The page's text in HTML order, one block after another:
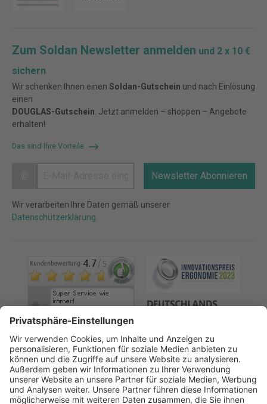
Zum Soldan Newsletter anmelden und 2 x 10 €
sichern
Wir schenken Ihnen einen Soldan-Gutschein und nach Einlösung
einen
DOUGLAS-Gutschein . Jetzt anmelden – shoppen – Angebote
erhalten!
Das sind Ihre Vorteile
Newsletter Abonnieren
Wir verarbeiten Ihre Daten gemäß unserer
Datenschutzerklärung